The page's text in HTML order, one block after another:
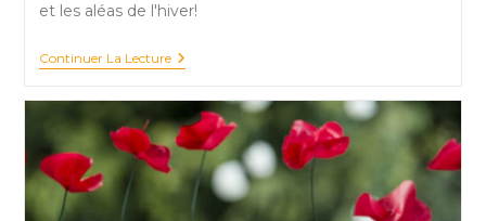
et les aléas de l'hiver!
Continuer La LectureLe
Régime
Le
Régime
Gastro-
Entéronomique
!